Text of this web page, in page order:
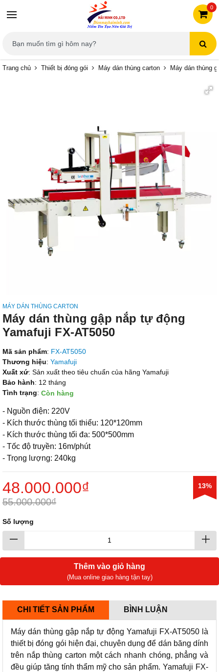
0
Trang chủ Thiết bị đóng gói Máy dán thùng carton Máy dán thùng
MÁY DÁN THÙNG CARTON
Máy dán thùng gập nắp tự động
Yamafuji FX-AT5050
Mã sản phẩm: FX-AT5050
Thương hiệu: Yamafuji
Xuất xứ: Sản xuất theo tiêu chuẩn của hãng Yamafuji
Bảo hành: 12 tháng
Tình trạng: Còn hàng
- Nguồn điện: 220V
- Kích thước thùng tối thiểu: 120*120mm
- Kích thước thùng tối đa: 500*500mm
- Tốc độ truyền: 16m/phút
- Trọng lượng: 240kg
48.000.000₫
55.000.000₫
13%
Số lượng
Thêm vào giỏ hàng
(Mua online giao hàng tận tay)
CHI TIẾT SẢN PHẨM BÌNH LUẬN
Máy dán thùng gập nắp tự động Yamafuji FX-AT5050 là
thiết bị đóng gói hiện đại, chuyên dụng để dán băng dính
trên nắp thùng carton một cách nhanh chóng, phẳng và
đều giúp tăng tính thẩm mỹ cho sản phẩm. Yamafuji FX-